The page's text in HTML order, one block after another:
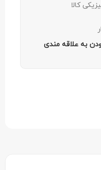
کالا
به علاقه مندی